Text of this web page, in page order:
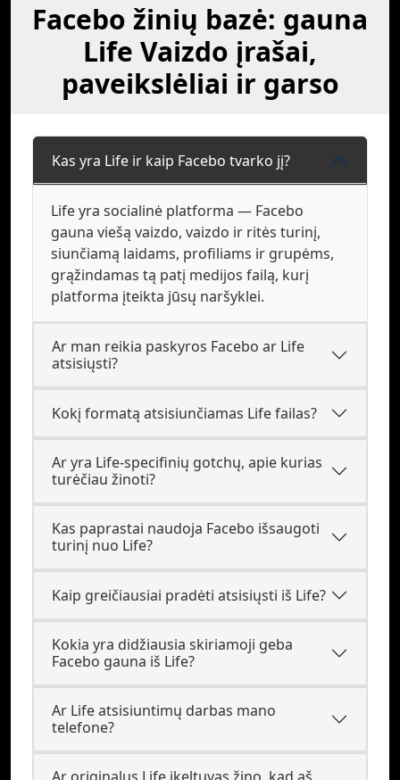
Facebo žinių bazė: gauna
Life Vaizdo įrašai,
paveikslėliai ir garso
Kas yra Life ir kaip Facebo tvarko jį?
Life yra socialinė platforma — Facebo
gauna viešą vaizdo, vaizdo ir ritės turinį,
siunčiamą laidams, profiliams ir grupėms,
grąžindamas tą patį medijos failą, kurį
platforma įteikta jūsų naršyklei.
Ar man reikia paskyros Facebo ar Life
atsisiųsti?
Kokį formatą atsisiunčiamas Life failas?
Ar yra Life-specifinių gotchų, apie kurias
turėčiau žinoti?
Kas paprastai naudoja Facebo išsaugoti
turinį nuo Life?
Kaip greičiausiai pradėti atsisiųsti iš Life?
Kokia yra didžiausia skiriamoji geba
Facebo gauna iš Life?
Ar Life atsisiuntimų darbas mano
telefone?